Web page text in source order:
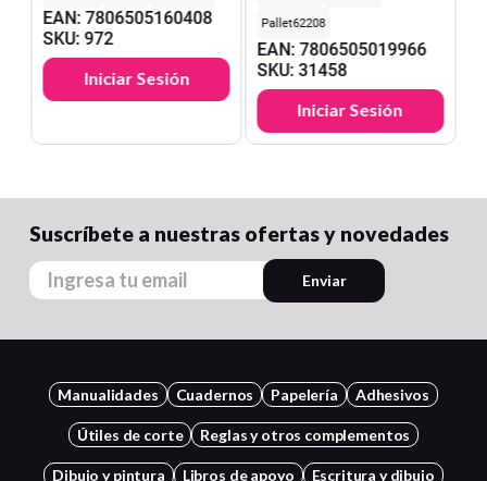
EAN:7806505160408
SKU:972
Iniciar Sesión
62208
EAN:7806505019966
SKU:31458
Iniciar Sesión
Suscríbete a nuestras ofertas y novedades
Enviar
Manualidades Cuadernos Papelería Adhesivos
Útiles de corte Reglas y otros complementos
Dibujo y pintura Libros de apoyo Escritura y dibujo